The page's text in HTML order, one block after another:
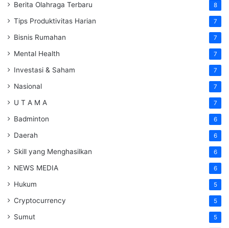
Berita Olahraga Terbaru 8
Tips Produktivitas Harian 7
Bisnis Rumahan 7
Mental Health 7
Investasi & Saham 7
Nasional 7
U T A M A 7
Badminton 6
Daerah 6
Skill yang Menghasilkan 6
NEWS MEDIA 6
Hukum 5
Cryptocurrency 5
Sumut 5